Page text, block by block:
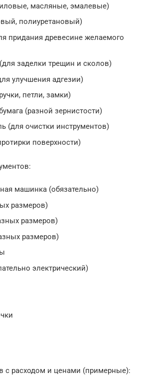
масляные, эмалевые)
полиуретановый)
придания древесине желаемого
заделки трещин и сколов)
улучшения адгезии)
петли, замки)
(разной зернистости)
(для очистки инструментов)
поверхности)
машинка (обязательно)
размеров)
размеров)
размеров)
электрический)
с расходом и ценами (примерные):